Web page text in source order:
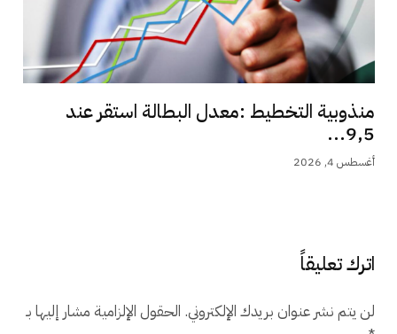
منذوبية التخطيط :معدل البطالة استقر عند
9,5...
أغسطس 4, 2026
اترك تعليقاً
لن يتم نشر عنوان بريدك الإلكتروني. الحقول الإلزامية مشار إليها بـ